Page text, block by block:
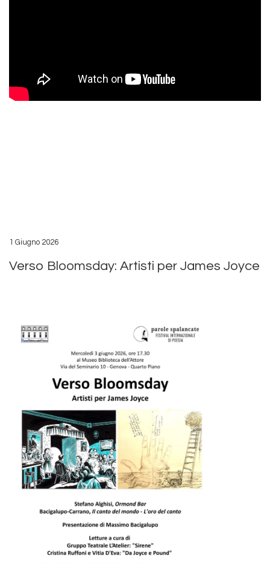
1 Giugno 2026
Verso Bloomsday: Artisti per James Joyce